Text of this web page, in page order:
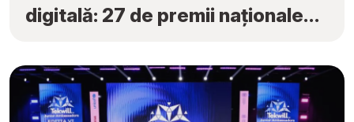
digitală: 27 de premii naționale
Ambassadors”